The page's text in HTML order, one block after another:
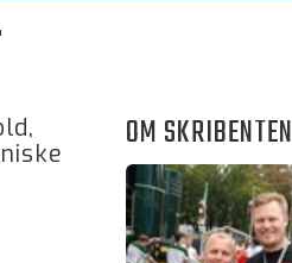
OM SKRIBENTEN